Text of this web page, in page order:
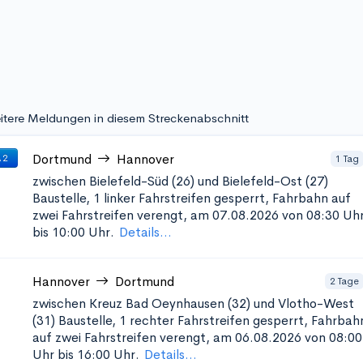
Meldungen in diesem Streckenabschnitt
2 Dortmund Hannover 1 Tag
zwischen Bielefeld-Süd (26) und Bielefeld-Ost (27)
Baustelle, 1 linker Fahrstreifen gesperrt, Fahrbahn auf
zwei Fahrstreifen verengt, am 07.08.2026 von 08:30
bis 10:00 Uhr. Details...
Hannover Dortmund 2 Tage
zwischen Kreuz Bad Oeynhausen (32) und Vlotho-West
(31) Baustelle, 1 rechter Fahrstreifen gesperrt,
auf zwei Fahrstreifen verengt, am 06.08.2026 von 08:00
Uhr bis 16:00 Uhr. Details...